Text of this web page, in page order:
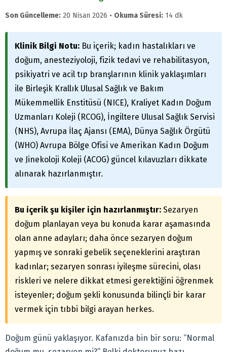
Son Güncelleme: 20 Nisan 2026 • Okuma Süresi: 14 dk
Klinik Bilgi Notu: Bu içerik; kadın hastalıkları ve
doğum, anesteziyoloji, fizik tedavi ve rehabilitasyon,
psikiyatri ve acil tıp branşlarının klinik yaklaşımları
ile Birleşik Krallık Ulusal Sağlık ve Bakım
Mükemmellik Enstitüsü (NICE), Kraliyet Kadın Doğum
Uzmanları Koleji (RCOG), İngiltere Ulusal Sağlık Servisi
(NHS), Avrupa İlaç Ajansı (EMA), Dünya Sağlık Örgütü
(WHO) Avrupa Bölge Ofisi ve Amerikan Kadın Doğum
ve Jinekoloji Koleji (ACOG) güncel kılavuzları dikkate
alınarak hazırlanmıştır.
Bu içerik şu kişiler için hazırlanmıştır: Sezaryen
doğum planlayan veya bu konuda karar aşamasında
olan anne adayları; daha önce sezaryen doğum
yapmış ve sonraki gebelik seçeneklerini araştıran
kadınlar; sezaryen sonrası iyileşme sürecini, olası
riskleri ve nelere dikkat etmesi gerektiğini öğrenmek
isteyenler; doğum şekli konusunda bilinçli bir karar
vermek için tıbbi bilgi arayan herkes.
Doğum günü yaklaşıyor. Kafanızda bin bir soru: “Normal